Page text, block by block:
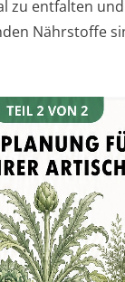
zu entfalten
Nährstoffe